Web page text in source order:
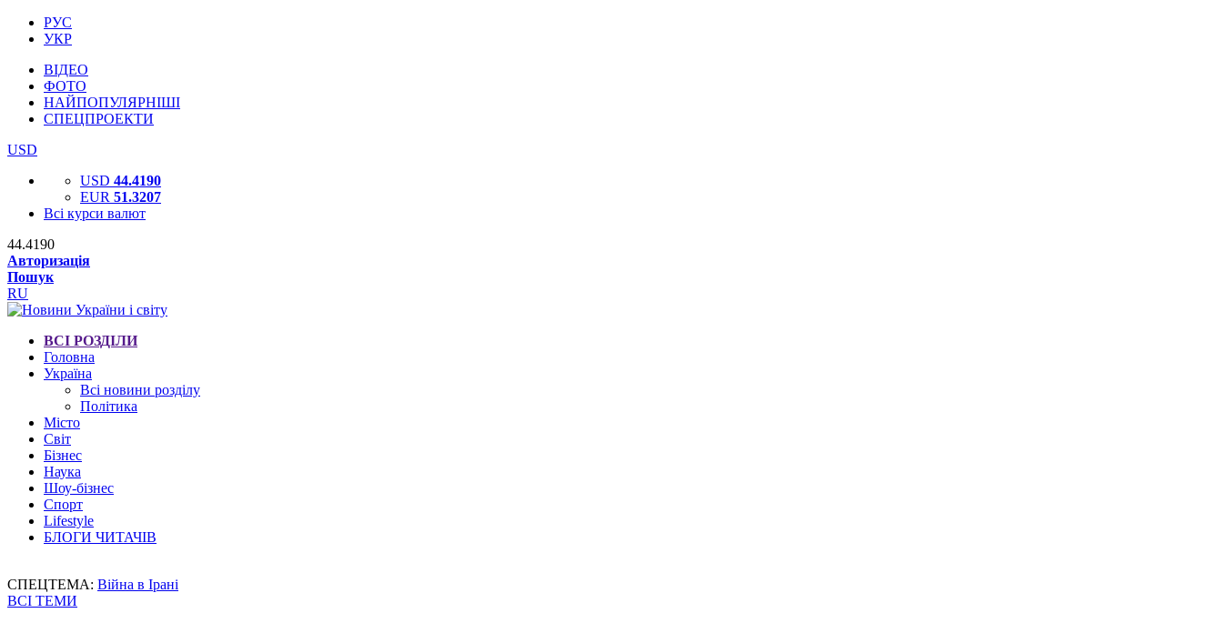
РУС
УКР
ВІДЕО
ФОТО
НАЙПОПУЛЯРНІШІ
СПЕЦПРОЕКТИ
USD
USD 44.4190
EUR 51.3207
Всі курси валют
44.4190
Авторизація
Пошук
RU
ВСІ РОЗДІЛИ
Головна
Україна
Всі новини розділу
Політика
Місто
Світ
Бізнес
Наука
Шоу-бізнес
Спорт
Lifestyle
БЛОГИ ЧИТАЧІВ
СПЕЦТЕМА: Війна в Ірані
ВСІ ТЕМИ